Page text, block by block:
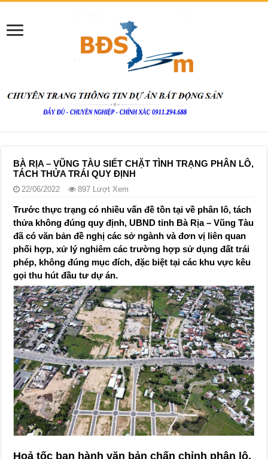
BÀ RỊA – VŨNG TÀU SIẾT CHẶT TÌNH TRẠNG PHÂN LÔ,
TÁCH THỬA TRÁI QUY ĐỊNH
22/06/2022 897 Lượt Xem
Trước thực trạng có nhiều vấn đề tồn tại về phân lô, tách
thửa không đúng quy định, UBND tỉnh Bà Rịa – Vũng Tàu
đã có văn bản đề nghị các sở ngành và đơn vị liên quan
phối hợp, xử lý nghiêm các trường hợp sử dụng đất trái
phép, không đúng mục đích, đặc biệt tại các khu vực kêu
gọi thu hút đầu tư dự án.
Hoả tốc ban hành văn bản chấn chỉnh phân lô,